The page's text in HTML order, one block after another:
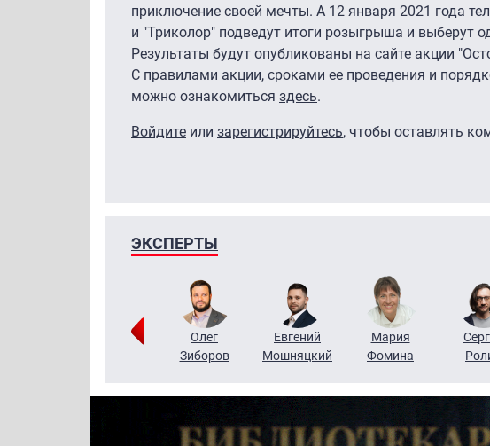
приключение своей мечты. А 12 января 2021 года
и "Триколор" подведут итоги розыгрыша и выберут
Результаты будут опубликованы на сайте акции
С правилами акции, сроками ее проведения и
можно ознакомиться здесь.
Войдите или зарегистрируйтесь, чтобы оставлять
ЭКСПЕРТЫ
Григорий
Олег
Зиборов
Евгений
Мошняцкий
Мария
Фомина